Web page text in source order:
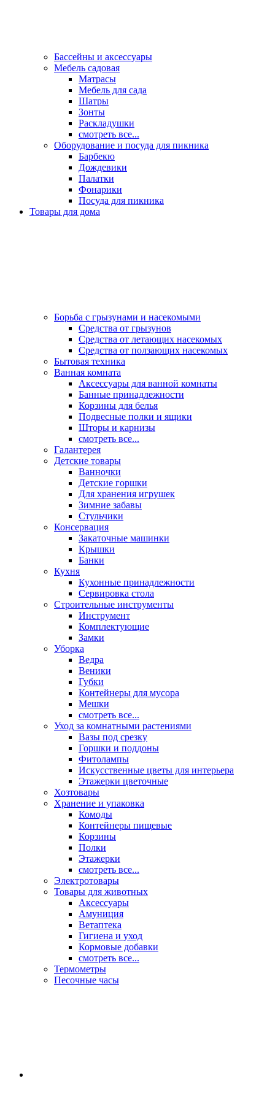
Бассейны и аксессуары
Мебель садовая
Матрасы
Мебель для сада
Шатры
Зонты
Раскладушки
смотреть все...
Оборудование и посуда для пикника
Барбекю
Дождевики
Палатки
Фонарики
Посуда для пикника
Товары для дома
Борьба с грызунами и насекомыми
Средства от грызунов
Средства от летающих насекомых
Средства от ползающих насекомых
Бытовая техника
Ванная комната
Аксессуары для ванной комнаты
Банные принадлежности
Корзины для белья
Подвесные полки и ящики
Шторы и карнизы
смотреть все...
Галантерея
Детские товары
Ванночки
Детские горшки
Для хранения игрушек
Зимние забавы
Стульчики
Консервация
Закаточные машинки
Крышки
Банки
Кухня
Кухонные принадлежности
Сервировка стола
Строительные инструменты
Инструмент
Комплектующие
Замки
Уборка
Ведра
Веники
Губки
Контейнеры для мусора
Мешки
смотреть все...
Уход за комнатными растениями
Вазы под срезку
Горшки и поддоны
Фитолампы
Искусственные цветы для интерьера
Этажерки цветочные
Хозтовары
Хранение и упаковка
Комоды
Контейнеры пищевые
Корзины
Полки
Этажерки
смотреть все...
Электротовары
Товары для животных
Аксессуары
Амуниция
Ветаптека
Гигиена и уход
Кормовые добавки
смотреть все...
Термометры
Песочные часы